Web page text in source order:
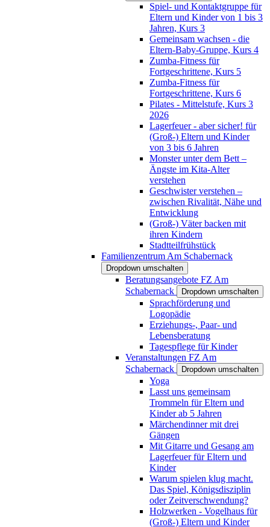
Spiel- und Kontaktgruppe für
Eltern und Kinder von 1 bis 3
Jahren, Kurs 3
Gemeinsam wachsen - die
Eltern-Baby-Gruppe, Kurs 4
Zumba-Fitness für
Fortgeschrittene, Kurs 5
Zumba-Fitness für
Fortgeschrittene, Kurs 6
Pilates - Mittelstufe, Kurs 3
2026
Lagerfeuer - aber sicher! für
(Groß-) Eltern und Kinder
von 3 bis 6 Jahren
Monster unter dem Bett –
Ängste im Kita-Alter
verstehen
Geschwister verstehen –
zwischen Rivalität, Nähe und
Entwicklung
(Groß-) Väter backen mit
ihren Kindern
Stadtteilfrühstück
Familienzentrum Am Schabernack
Dropdown umschalten
Beratungsangebote FZ Am
Schabernack
Dropdown umschalten
Sprachförderung und
Logopädie
Erziehungs-, Paar- und
Lebensberatung
Tagespflege für Kinder
Veranstaltungen FZ Am
Schabernack
Dropdown umschalten
Yoga
Lasst uns gemeinsam
Trommeln für Eltern und
Kinder ab 5 Jahren
Märchendinner mit drei
Gängen
Mit Gitarre und Gesang am
Lagerfeuer für Eltern und
Kinder
Warum spielen klug macht.
Das Spiel, Königsdisziplin
oder Zeitverschwendung?
Holzwerken - Vogelhaus für
(Groß-) Eltern und Kinder